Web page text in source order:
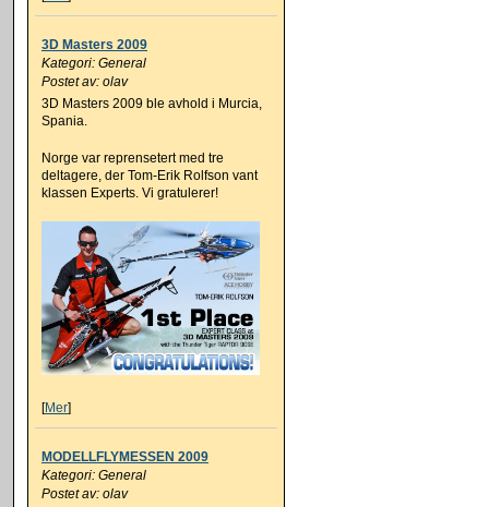
3D Masters 2009
Kategori: General
Postet av: olav
3D Masters 2009 ble avhold i Murcia,
Spania.
Norge var reprensetert med tre
deltagere, der Tom-Erik Rolfson vant
klassen Experts. Vi gratulerer!
[Mer]
MODELLFLYMESSEN 2009
Kategori: General
Postet av: olav